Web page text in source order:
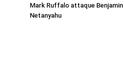
Mark Ruffalo attaque Benjamin
Netanyahu